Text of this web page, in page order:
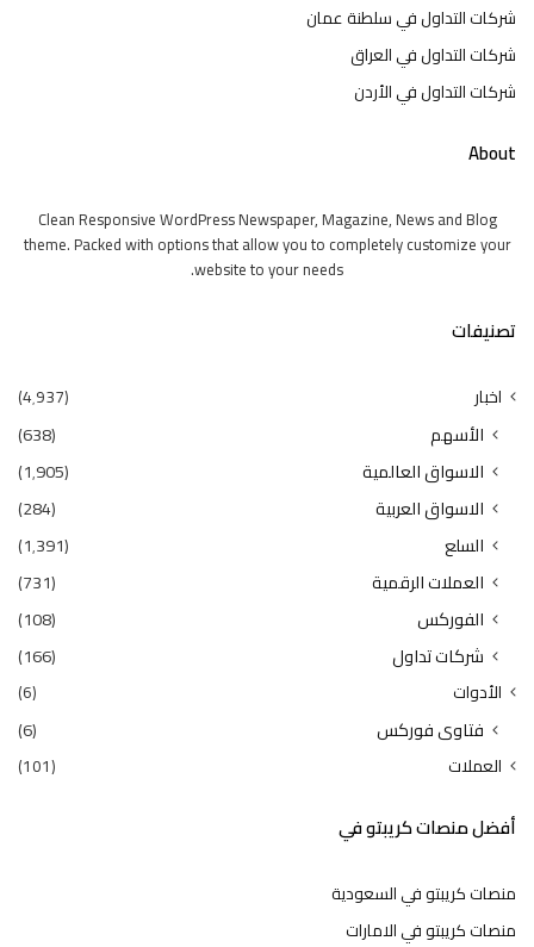
شركات التداول في سلطنة عمان
شركات التداول في العراق
شركات التداول في الأردن
About
Clean Responsive WordPress Newspaper, Magazine, News and Blog
theme. Packed with options that allow you to completely customize your
website to your needs.
تصنيفات
اخبار (4٬937)
الأسهم
(638)
الاسواق العالمية
(1٬905)
الاسواق العربية
(284)
السلع
(1٬391)
العملات الرقمية
(731)
الفوركس
(108)
شركات تداول
(166)
الأدوات (6)
فتاوى فوركس (6)
العملات (101)
أفضل منصات كريبتو في
منصات كريبتو في السعودية
منصات كريبتو في الامارات